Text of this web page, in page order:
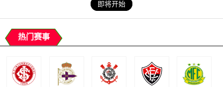
即将开始
热门赛事